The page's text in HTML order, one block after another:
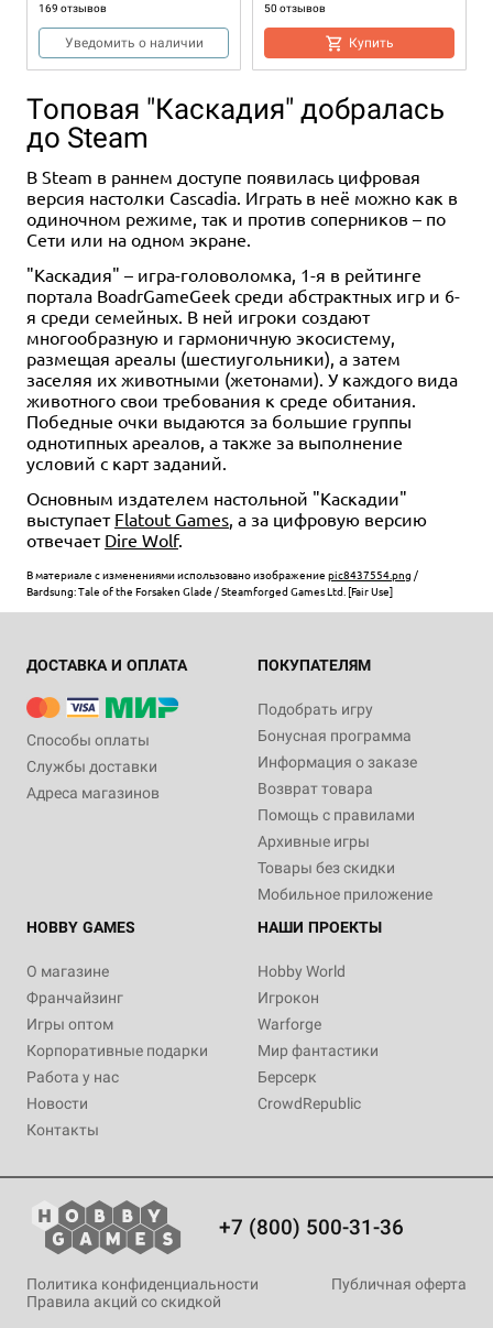
169 отзывов
Уведомить о наличии
50 отзывов
Купить
Dungeons & Dragons.
Руководство мастера
подземелий
25 отзывов
4 990 ₽
Купить
Dungeons & Dragons:
Энциклопедия чудовищ
12 отзывов
4 990 ₽
Уведомить о наличии
Зов Ктулху. Стартовый набор
27 отзывов
2 990 ₽
Уведомить о наличии
Зов Ктулху. Книга сыщика
3 отзыва
2 990 ₽
Уведомить о наличии
Зов Ктулху: Книга Хранителя.
Юбилейное издание
5 990 ₽
Уведомить о наличии
Топовая "Каскадия" добралась
до Steam
В Steam в раннем доступе появилась цифровая
версия настолки Cascadia. Играть в неё можно как в
одиночном режиме, так и против соперников – по
Сети или на одном экране.
"Каскадия" – игра-головоломка, 1-я в рейтинге
портала BoadrGameGeek среди абстрактных игр и 6-
я среди семейных. В ней игроки создают
многообразную и гармоничную экосистему,
размещая ареалы (шестиугольники), а затем
заселяя их животными (жетонами). У каждого вида
животного свои требования к среде обитания.
Победные очки выдаются за большие группы
однотипных ареалов, а также за выполнение
условий с карт заданий.
Основным издателем настольной "Каскадии"
выступает Flatout Games , а за цифровую версию
отвечает Dire Wolf.
В материале с изменениями использовано изображение pic8437554.png /
Bardsung: Tale of the Forsaken Glade / Steamforged Games Ltd. [Fair Use]
ДОСТАВКА И ОПЛАТА
Способы оплаты
Службы доставки
Адреса магазинов
ПОКУПАТЕЛЯМ
Подобрать игру
Бонусная программа
Информация о заказе
Возврат товара
Помощь с правилами
Архивные игры
Товары без скидки
Мобильное приложение
HOBBY GAMES
О магазине
Франчайзинг
Игры оптом
Корпоративные подарки
Работа у нас
Новости
Контакты
НАШИ ПРОЕКТЫ
Hobby World
Игрокон
Warforge
Мир фантастики
Берсерк
CrowdRepublic
+7 (800) 500-31-36
Политика конфиденциальности
Публичная оферта
Правила акций со скидкой